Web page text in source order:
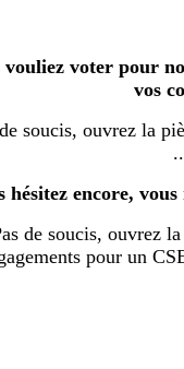
vouliez voter pour
vos
soucis, ouvrez la
hésitez encore,
de soucis, ouvrez
pour un